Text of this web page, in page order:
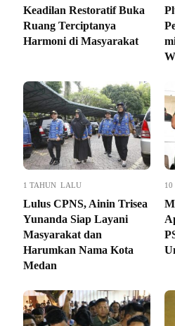
Keadilan Restoratif Buka
Ruang Terciptanya
Harmoni di Masyarakat
1 TAHUN LALU
Lulus CPNS, Ainin Trisea
Yunanda Siap Layani
Masyarakat dan
Harumkan Nama Kota
Medan